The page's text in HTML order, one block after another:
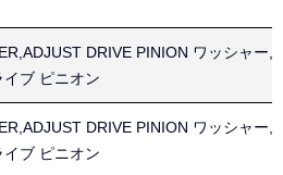
DRIVE PINION ワッシャー,
イブ ピニオン
DRIVE PINION ワッシャー,
イブ ピニオン